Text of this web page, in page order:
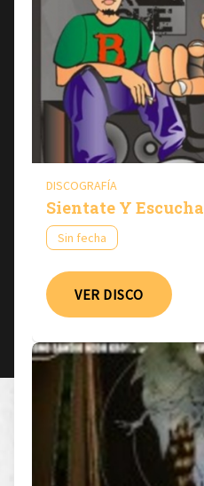
DISCOGRAFÍA
Sientate Y Escucha
Sin fecha
VER DISCO